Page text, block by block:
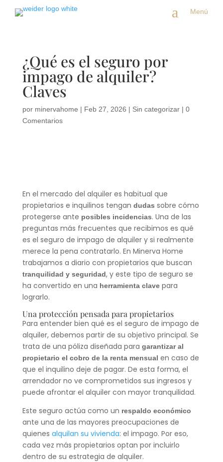
a Menú
¿Qué es el seguro por
impago de alquiler?
Claves
por minervahome | Feb 27, 2026 | Sin categorizar| 0
Comentarios
En el mercado del alquiler es habitual que
propietarios e inquilinos tengan dudas sobre cómo
protegerse ante posibles incidencias. Una de las
preguntas más frecuentes que recibimos es qué
es el seguro de impago de alquiler y si realmente
merece la pena contratarlo. En Minerva Home
trabajamos a diario con propietarios que buscan
tranquilidad y seguridad, y este tipo de seguro se
ha convertido en una herramienta clavepara
lograrlo.
Una protección pensada para propietarios
Para entender bien qué es el seguro de impago de
alquiler, debemos partir de su objetivo principal. Se
trata de una póliza diseñada para garantizar al
propietario el cobro de la renta mensual en caso de
que el inquilino deje de pagar. De esta forma, el
arrendador no ve comprometidos sus ingresos y
puede afrontar el alquiler con mayor tranquilidad.
Este seguro actúa como un respaldo económico
ante una de las mayores preocupaciones de
quienes alquilan su vivienda: el impago. Por eso,
cada vez más propietarios optan por incluirlo
dentro de su estrategia de alquiler.